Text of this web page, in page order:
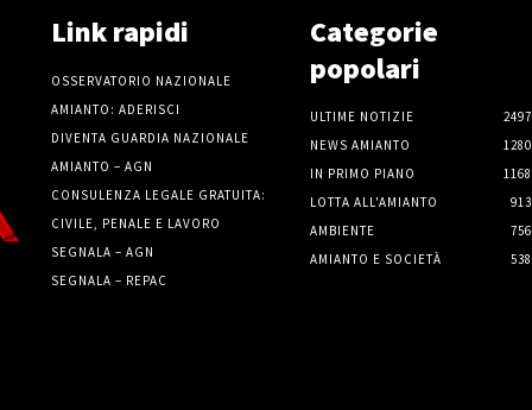
Link rapidi
OSSERVATORIO NAZIONALE
AMIANTO: ADERISCI
DIVENTA GUARDIA NAZIONALE
AMIANTO – AGN
CONSULENZA LEGALE GRATUITA:
CIVILE, PENALE E LAVORO
SEGNALA – AGN
SEGNALA – REPAC
Categorie
popolari
ULTIME NOTIZIE
2497
NEWS AMIANTO
1280
IN PRIMO PIANO
1168
LOTTA ALL'AMIANTO
913
AMBIENTE
756
AMIANTO E SOCIETÀ
538